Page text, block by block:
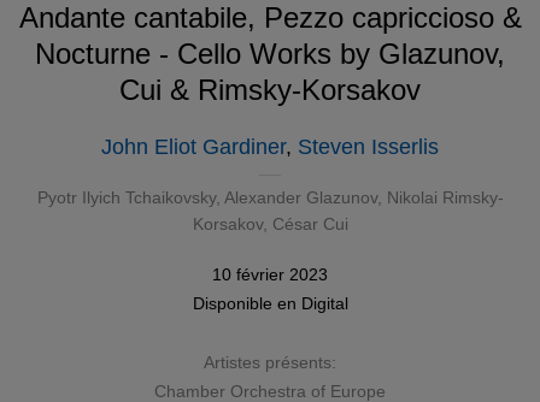
Andante cantabile, Pezzo capriccioso &
Nocturne - Cello Works by Glazunov,
Cui & Rimsky-Korsakov
John Eliot Gardiner, Steven Isserlis
Pyotr Ilyich Tchaikovsky, Alexander Glazunov, Nikolai Rimsky-
Korsakov, César Cui
10 février 2023
Disponible en Digital
Artistes présents:
Chamber Orchestra of Europe